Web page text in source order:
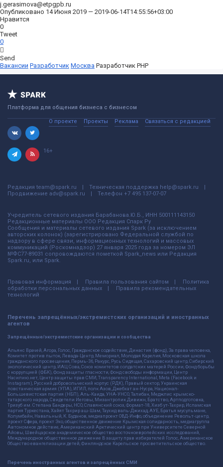
j.gerasimova@etpgpb.ru
Опубликовано 14 Июня 2019 — 2019-06-14T14:55:56+03:00
Нравится
0
Tweet
0
Send
Вакансии Разработчик Москва Разработчик PHP
Платформа для общения бизнеса с бизнесом
О проекте Проекты Реклама Связаться с редакцией
16+
Редакция team@spark.ru Техническая поддержка help@spark.ru
Продвижение adv@spark.ru Телефон +7 495 137-07-07
Учредитель сетевого издания Барабанова.Ю.Б., ИНН 500111143150
Редакционные материалы ООО Редакция Спарк Ру
Сообщения и материалы сетевого издания Spark (за исключением
авторских колонок) (зарегистрировано Федеральной службой по
надзору в сфере связи, информационных технологий и массовых
коммуникаций (Роскомнадзор) 27 января 2025 года за номером ЭЛ
№ФС77-89031 сопровождаются пометкой Spark_news или Редакция
Spark.ru, или Spark.
Правовая информация Правила пользования сайтом
Политика
обработки персональных данных
Правила рекомендательных
технологий
Перечень запрещённых/экстремистских организаций и иностранных
агентов
Запрещённые/экстремистские организации и сообщества
Альянс Врачей, Агора, Голос, Гражданское содействие, Династия (фонд), За права человека,
Комитет против пыток, Левада-Центр, Мемориал, Молодая Карелия, Московская школа
гражданского просвещения, Пермь-36, Ракурс, Русь Сидящая, Сахаровский центр, Сибирский
экологический центр, ИАЦ Сова, Союз комитетов солдатских матерей России, Фонд борьбы
с коррупцией (ФБК), Фонд защиты гласности, Фонд свободы информации, Центр
Насилию.нет, Центр защиты прав СМИ, Transparency International, Meta (Facebook и
Instagram), Русский добровольческий корпус (РДК), Правый сектор, Украинская
повстанческая армия (УПА), ИГИЛ, полк Азов, Джебхат ан-Нусра, Национал-
Большевистская партия (НБП), Аль-Каида, УНА-УНСО, Талибан, Меджлис крымско-
татарского народа, Свидетели Иеговы, Мизантропик Дивижн, Братство, Артподготовка,
Тризуб им. Степана Бандеры, НСО, Славянский союз, Формат-18, Хизб ут-Тахрир, Исламская
партия Туркестана, Хайят Тахрир аш-Шам, Таухид валь-Джихад, АУЕ, Братья мусульмане,
Колумбайн, Навальный, К. Буданов, медиапроект ОВД-Инфо, объединение Револьт-центр,
проект Сфера, проект Эхо, общественное движение Крымская солидарность, медиагруппа
Автономное действие, Американский Арктический центр при Университете Северной
Айовы, Швейцарское академическое общество восточноевропейских исследований,
Международное общественное движение В защиту прав избирателей Голос, Американское
Общество евангелизации детей, Финляндское Карельское просветительское общество.
Перечень иностранных агентов и запрещённых СМИ